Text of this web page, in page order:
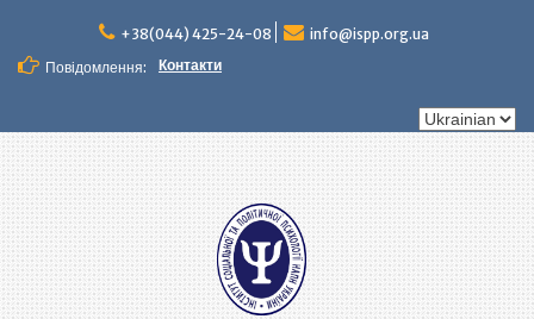
вмісту
+38(044) 425-24-08
info@ispp.org.ua
Повідомлення:
Контакти
Вибрати